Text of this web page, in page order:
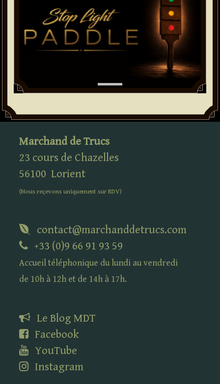
Marchand de Trucs
23 cours de Chazelles
56100 Lorient
(Nous reçevons uniquement surRDV)
contact@marchanddetrucs.com
+33 (0)9 66 91 93 59
Accueil téléphonique du lundi au vendredi
de 10h à 12h et de 14h à 17h.
Le Blog MDT
Facebook
YouTube
Instagram